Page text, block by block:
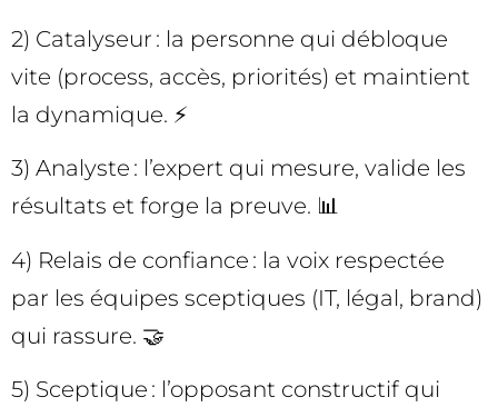
2) Catalyseur : la personne qui débloque
vite (process, accès, priorités) et maintient
la dynamique. ⚡
3) Analyste : l’expert qui mesure, valide les
résultats et forge la preuve. 📊
4) Relais de confiance : la voix respectée
par les équipes sceptiques (IT, légal, brand)
qui rassure. 🤝
5) Sceptique : l’opposant constructif qui